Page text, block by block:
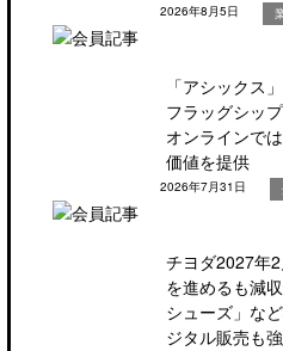
2026年8月5日
「アシックス
フラッグシッ
オンラインで
価値を提供
2026年7月31日
チヨダ2027年
を進めるも減
シューズ」な
ジタル販売も